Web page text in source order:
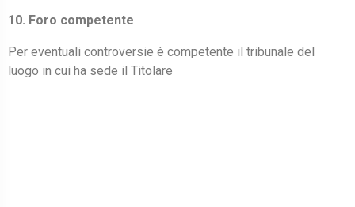
10. Foro competente
Per eventuali controversie è competente il tribunale del
luogo in cui ha sede il Titolare